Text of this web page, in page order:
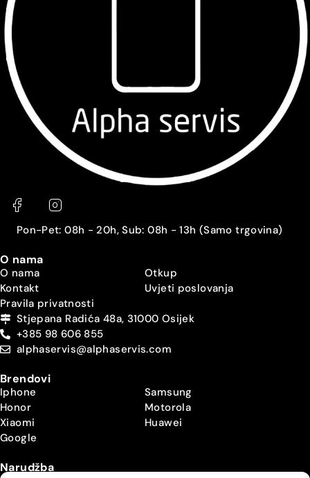
Pon-Pet: 08h - 20h, Sub: 08h - 13h (Samo trgovina)
O nama
O nama
Otkup
Kontakt
Uvjeti poslovanja
Pravila privatnosti
Stjepana Radića 48a, 31000 Osijek
+385 98 606 855
alphaservis@alphaservis.com
Brendovi
Iphone
Samsung
Honor
Motorola
Xiaomi
Huawei
Google
Narudžba